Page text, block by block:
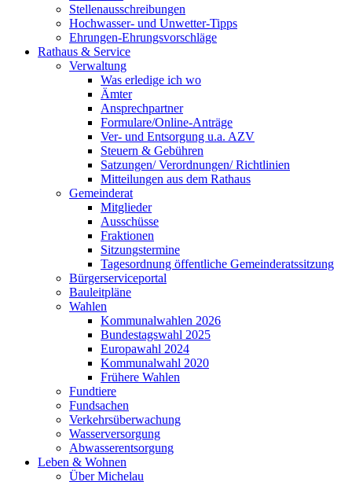
Stellenausschreibungen
Hochwasser- und Unwetter-Tipps
Ehrungen-Ehrungsvorschläge
Rathaus & Service
Verwaltung
Was erledige ich wo
Ämter
Ansprechpartner
Formulare/Online-Anträge
Ver- und Entsorgung u.a. AZV
Steuern & Gebühren
Satzungen/ Verordnungen/ Richtlinien
Mitteilungen aus dem Rathaus
Gemeinderat
Mitglieder
Ausschüsse
Fraktionen
Sitzungstermine
Tagesordnung öffentliche Gemeinderatssitzung
Bürgerserviceportal
Bauleitpläne
Wahlen
Kommunalwahlen 2026
Bundestagswahl 2025
Europawahl 2024
Kommunalwahl 2020
Frühere Wahlen
Fundtiere
Fundsachen
Verkehrsüberwachung
Wasserversorgung
Abwasserentsorgung
Leben & Wohnen
Über Michelau